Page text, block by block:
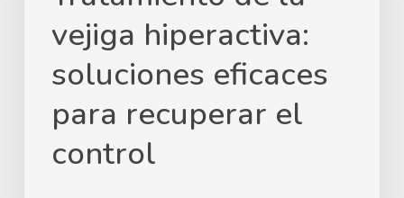
vejiga hiperactiva:
soluciones eficaces
para recuperar el
control